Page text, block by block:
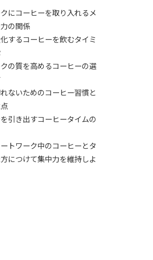
にコーヒーを取り入れるメ
の関係
するコーヒーを飲むタイミ
の質を高めるコーヒーの選
ないためのコーヒー習慣と
引き出すコーヒータイムの
トワーク中のコーヒーとタ
につけて集中力を維持しよ